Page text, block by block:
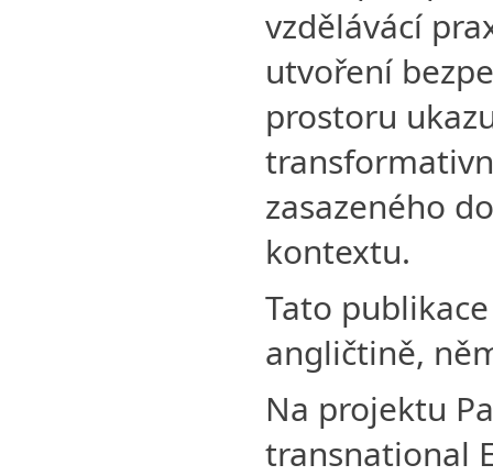
vzdělávácí
utvoření
prostoru
zasazeného
kontextu.
Tato
angličtině,
Na projektu
transnational